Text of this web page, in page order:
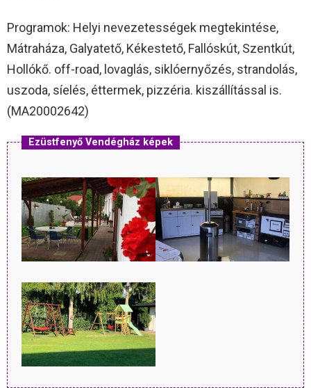
Programok: Helyi nevezetességek megtekintése,
Mátraháza, Galyatető, Kékestető, Fallóskút, Szentkút,
Hollókő. off-road, lovaglás, siklóernyőzés, strandolás,
uszoda, síelés, éttermek, pizzéria. kiszállítással is.
(MA20002642)
Ezüstfenyő Vendégház képek